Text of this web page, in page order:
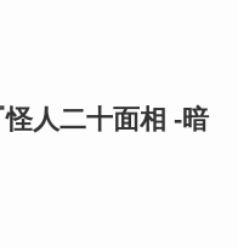
人二十面相 -暗